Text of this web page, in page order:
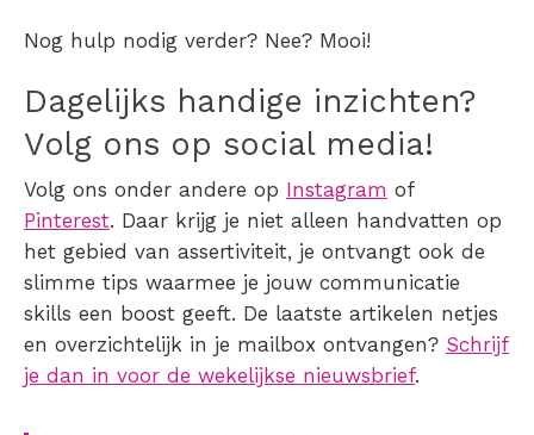
Nog hulp nodig verder? Nee? Mooi!
Dagelijks handige inzichten?
Volg ons op social media!
Volg ons onder andere op Instagram of
Pinterest. Daar krijg je niet alleen handvatten op
het gebied van assertiviteit, je ontvangt ook de
slimme tips waarmee je jouw communicatie
skills een boost geeft. De laatste artikelen netjes
en overzichtelijk in je mailbox ontvangen? Schrijf
je dan in voor de wekelijkse nieuwsbrief.